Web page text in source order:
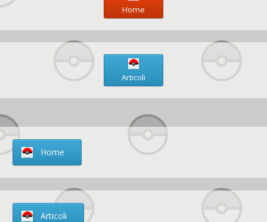
Home
Articoli
Home
Articoli